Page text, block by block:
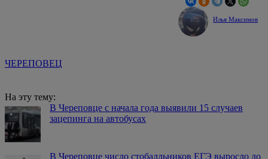
Илья Максимов
ЧЕРЕПОВЕЦ
На эту тему:
В Череповце с начала года выявили 15 случаев
зацепинга на автобусах
В Череповце число стобалльников ЕГЭ выросло до